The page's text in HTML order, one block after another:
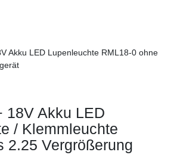
Akku LED Lupenleuchte RML18-0 ohne
18V Akku LED
/ Klemmleuchte
2.25 Vergrößerung